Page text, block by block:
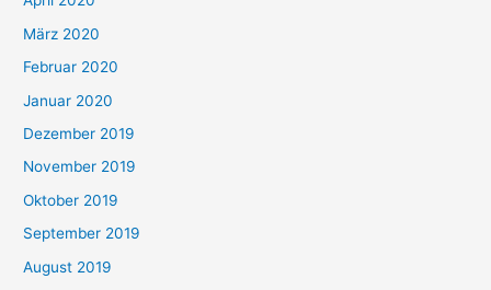
März 2020
Februar 2020
Januar 2020
Dezember 2019
November 2019
Oktober 2019
September 2019
August 2019